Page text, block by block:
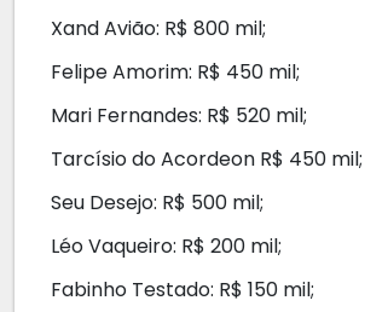
Xand Avião: R$ 800 mil;
Felipe Amorim: R$ 450 mil;
Mari Fernandes: R$ 520 mil;
Tarcísio do Acordeon R$ 450 mil;
Seu Desejo: R$ 500 mil;
Léo Vaqueiro: R$ 200 mil;
Fabinho Testado: R$ 150 mil;